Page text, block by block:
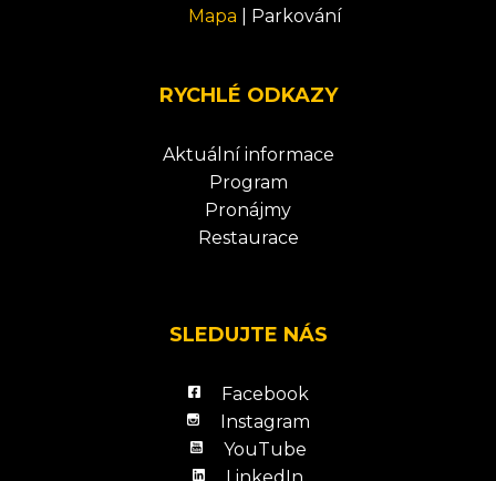
Mapa
Parkování
RYCHLÉ ODKAZY
Aktuální informace
Program
Pronájmy
Restaurace
SLEDUJTE NÁS
Facebook
Instagram
YouTube